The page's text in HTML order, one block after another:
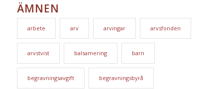
ÄMNEN
arbete arv arvingar arvsfonden
arvstvist balsamering barn
begravningsavgift begravningsbyrå